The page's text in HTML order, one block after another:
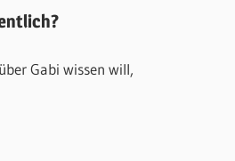
Gabi wissen will,